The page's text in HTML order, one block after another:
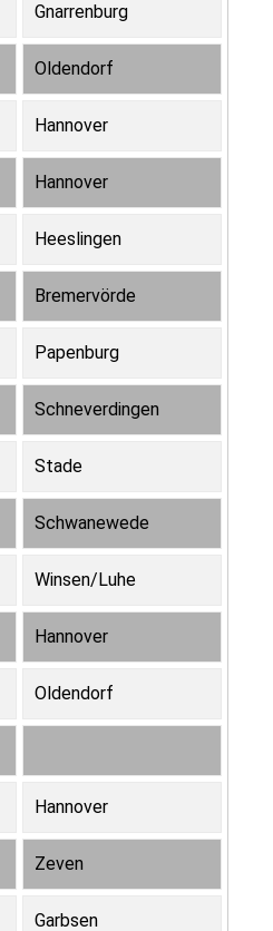
Gnarrenburg
Oldendorf
Hannover
Hannover
Heeslingen
Bremervörde
Papenburg
Schneverdingen
Stade
Schwanewede
Winsen/Luhe
Hannover
Oldendorf
Hannover
Zeven
Garbsen